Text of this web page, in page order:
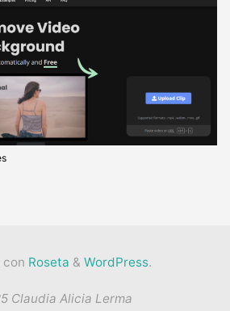
con Roseta & WordPress.
Claudia Alicia Lerma